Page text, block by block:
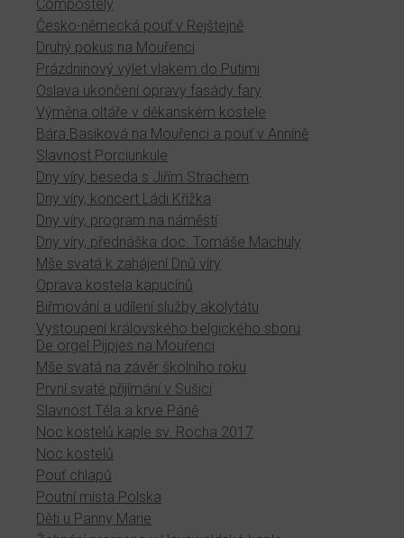
Compostely
Česko-německá pouť v Rejštejně
Druhý pokus na Mouřenci
Prázdninový výlet vlakem do Putimi
Oslava ukončení opravy fasády fary
Výměna oltáře v děkanském kostele
Bára Basiková na Mouřenci a pouť v Anníně
Slavnost Porciunkule
Dny víry, beseda s Jiřím Strachem
Dny víry, koncert Ládi Křížka
Dny víry, program na náměstí
Dny víry, přednáška doc. Tomáše Machuly
Mše svatá k zahájení Dnů víry
Oprava kostela kapucínů
Biřmování a udílení služby akolytátu
Vystoupení královského belgického sboru
De orgel Pijpjes na Mouřenci
Mše svatá na závěr školního roku
První svaté přijímání v Sušici
Slavnost Těla a krve Páně
Noc kostelů kaple sv. Rocha 2017
Noc kostelů
Pouť chlapů
Poutní místa Polska
Děti u Panny Marie